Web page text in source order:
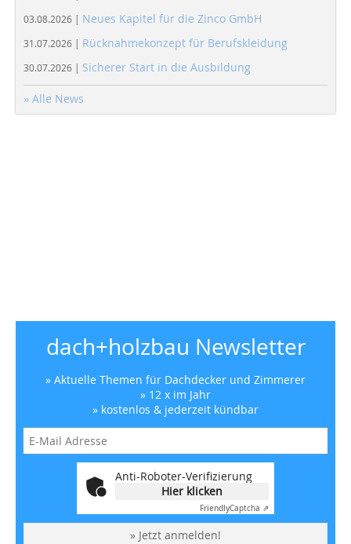
03.08.2026 | Neues Kapitel für die Zinco GmbH
31.07.2026 | Rücknahmekonzept für Berufskleidung
30.07.2026 | Sicherer Start in die Ausbildung
» Alle News
dach+holzbau Newsletter
» Aktuelle Themen für Dachdecker und Zimmerer
» 12 x im Jahr
» kostenlos & jederzeit kündbar
Anti-Roboter-Verifizierung
Hier klicken
FriendlyCaptcha ⇗
» Jetzt anmelden!